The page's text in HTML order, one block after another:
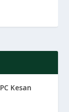
Kesan